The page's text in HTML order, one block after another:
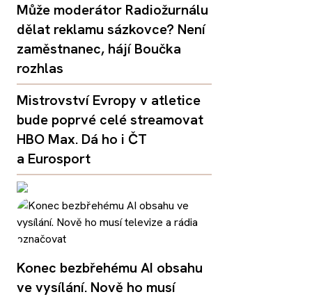
Může moderátor Radiožurnálu
dělat reklamu sázkovce? Není
zaměstnanec, hájí Boučka
rozhlas
Mistrovství Evropy v atletice
bude poprvé celé streamovat
HBO Max. Dá ho i ČT
a Eurosport
Konec bezbřehému AI obsahu
ve vysílání. Nově ho musí